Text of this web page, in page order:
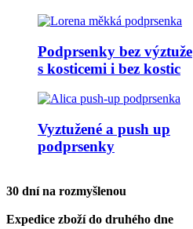
Podprsenky bez výztuže
s kosticemi i bez kostic
Vyztužené a push up
podprsenky
30 dní na rozmyšlenou
Expedice zboží do druhého dne